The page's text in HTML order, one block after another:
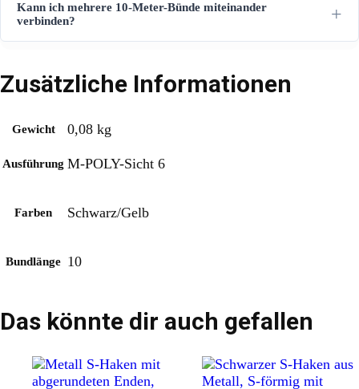
Kann ich mehrere 10-Meter-Bünde miteinander
verbinden?
Zusätzliche Informationen
Gewicht 0,08 kg
Ausführung M-POLY-Sicht 6
Farben Schwarz/Gelb
Bundlänge 10
Das könnte dir auch gefallen